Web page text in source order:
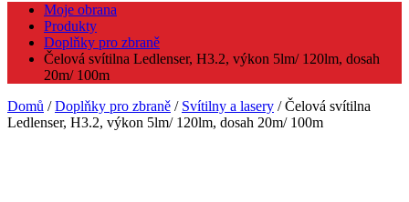
Moje obrana
Produkty
Doplňky pro zbraně
Čelová svítilna Ledlenser, H3.2, výkon 5lm/ 120lm, dosah
20m/ 100m
Domů /Doplňky pro zbraně / Svítilny a lasery / Čelová svítilna
Ledlenser, H3.2, výkon 5lm/ 120lm, dosah 20m/ 100m